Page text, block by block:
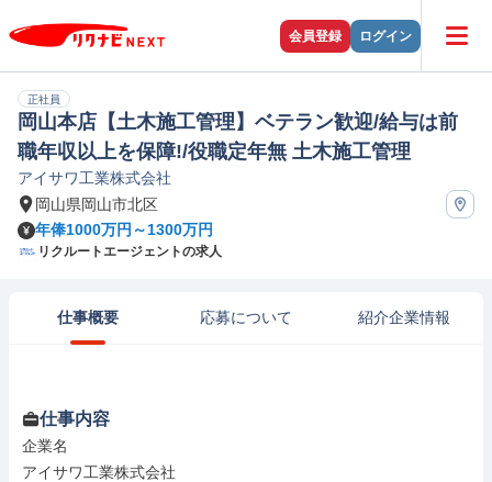
会員登録 ログイン
正社員
岡山本店【土木施工管理】ベテラン歓迎/給与は前
職年収以上を保障!/役職定年無 土木施工管理
アイサワ工業株式会社
岡山県岡山市北区
年俸1000万円～1300万円
リクルートエージェントの求人
仕事概要 応募について 紹介企業情報
仕事内容
企業名
アイサワ工業株式会社